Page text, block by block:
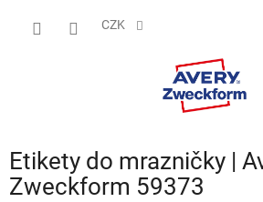
CZK
Etikety do mrazničky |
Zweckform 59373